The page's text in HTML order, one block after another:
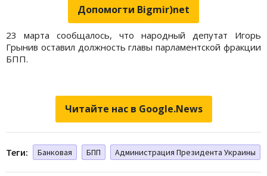
Допомогти Bigmir)net
23 марта сообщалось, что народный депутат Игорь
Грынив оставил должность главы парламентской фракции
БПП.
Читайте нас в Google.News
Теги: Банковая БПП Администрация Президента Украины